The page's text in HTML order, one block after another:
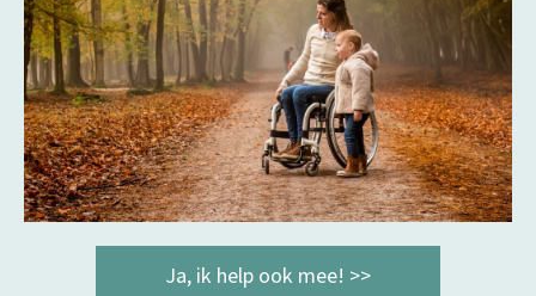
Ja, ik help ook mee! >>